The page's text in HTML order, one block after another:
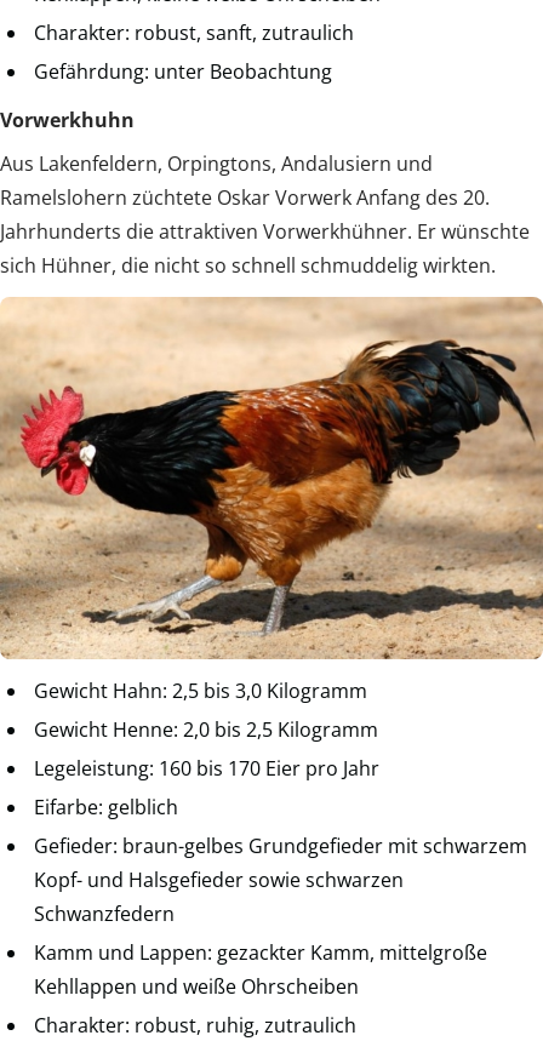
Charakter: robust, sanft, zutraulich
Gefährdung: unter Beobachtung
Vorwerkhuhn
Aus Lakenfeldern, Orpingtons, Andalusiern und
Ramelslohern züchtete Oskar Vorwerk Anfang des 20.
Jahrhunderts die attraktiven Vorwerkhühner. Er wünschte
sich Hühner, die nicht so schnell schmuddelig wirkten.
Gewicht Hahn: 2,5 bis 3,0 Kilogramm
Gewicht Henne: 2,0 bis 2,5 Kilogramm
Legeleistung: 160 bis 170 Eier pro Jahr
Eifarbe: gelblich
Gefieder: braun-gelbes Grundgefieder mit schwarzem
Kopf- und Halsgefieder sowie schwarzen
Schwanzfedern
Kamm und Lappen: gezackter Kamm, mittelgroße
Kehllappen und weiße Ohrscheiben
Charakter: robust, ruhig, zutraulich